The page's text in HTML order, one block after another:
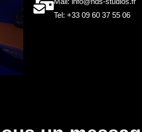
Tel: +33 09 60 37 55 06